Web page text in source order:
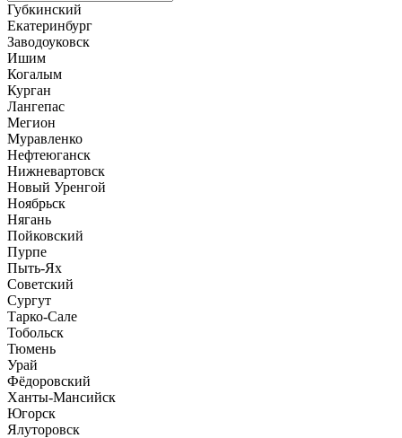
Губкинский
Екатеринбург
Заводоуковск
Ишим
Когалым
Курган
Лангепас
Мегион
Муравленко
Нефтеюганск
Нижневартовск
Новый Уренгой
Ноябрьск
Нягань
Пойковский
Пурпе
Пыть-Ях
Советский
Сургут
Тарко-Сале
Тобольск
Тюмень
Урай
Фёдоровский
Ханты-Мансийск
Югорск
Ялуторовск